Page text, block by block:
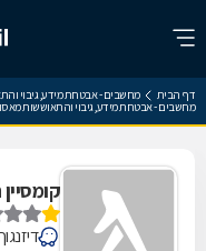
דף הבית מחשבים - אבטחת מידע, גיבוי
מחשבים - אבטחת מידע, גיבוי והתאוששות